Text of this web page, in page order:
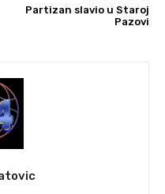
Partizan slavio u Staroj
Pazovi